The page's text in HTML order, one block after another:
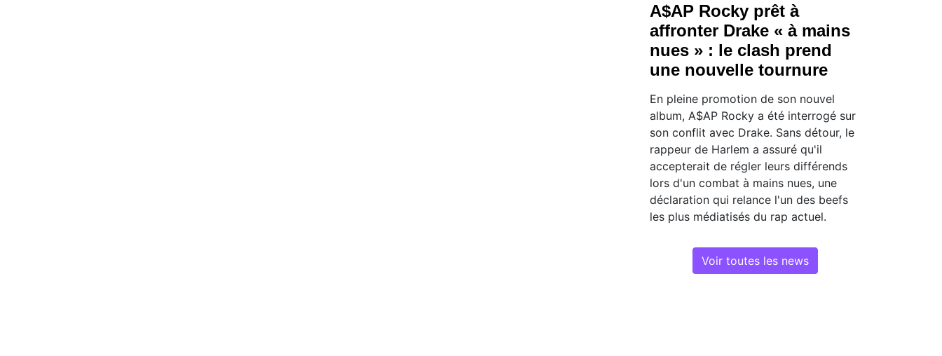
A$AP Rocky prêt à
affronter Drake « à mains
nues » : le clash prend
une nouvelle tournure
En pleine promotion de son nouvel
album, A$AP Rocky a été interrogé sur
son conflit avec Drake. Sans détour, le
rappeur de Harlem a assuré qu'il
accepterait de régler leurs différends
lors d'un combat à mains nues, une
déclaration qui relance l'un des beefs
les plus médiatisés du rap actuel.
Voir toutes les news